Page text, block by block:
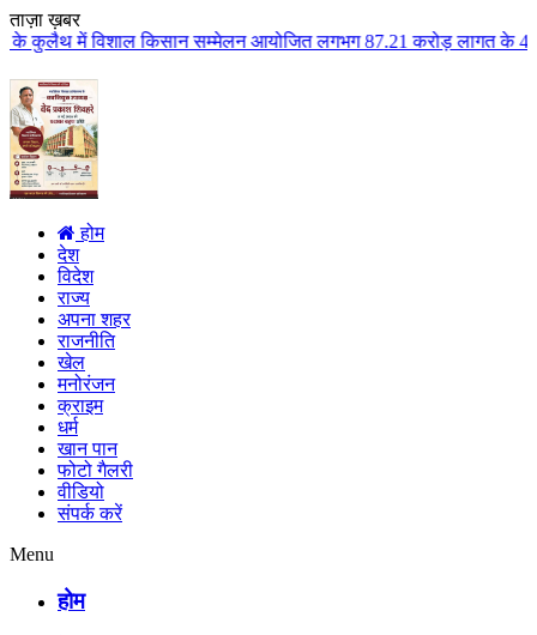
ताज़ा ख़बर
आयोजित लगभग 87.21 करोड़ लागत के 41 विकास कार्यों का
होम
देश
विदेश
राज्य
अपना शहर
राजनीति
खेल
मनोरंजन
क्राइम
धर्म
खान पान
फोटो गैलरी
वीडियो
संपर्क करें
Menu
होम